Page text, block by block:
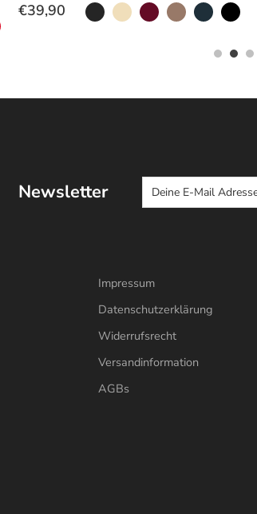
€39,90
Newsletter
Impressum
Datenschutzerklärung
Widerrufsrecht
Versandinformation
AGBs